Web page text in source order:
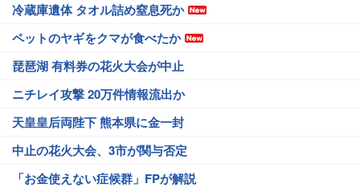
冷蔵庫遺体 タオル詰め窒息死か
ペットのヤギをクマが食べたか
琵琶湖 有料券の花火大会が中止
ニチレイ攻撃 20万件情報流出か
天皇皇后両陛下 熊本県に金一封
中止の花火大会、3市が関与否定
「お金使えない症候群」FPが解説